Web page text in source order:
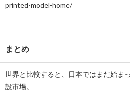
printed-model-home/
まとめ
世界と比較すると、日本ではまだ始ま
設市場。